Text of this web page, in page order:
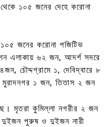
১০৫ জনের দেহে করোনা
১০৫ জনের করোনা পজিটিভ
এলাকায় ৬২ জন, আদর্শ সদরে
চৌদ্দগ্রামে ১, দেবিদ্বারে ৮
১ জন, তিতাস ২ জন
মৃতরা কুমিল্লা নগরীর ২ জন
দুইজন পুরুষ ও দুইজন নারী